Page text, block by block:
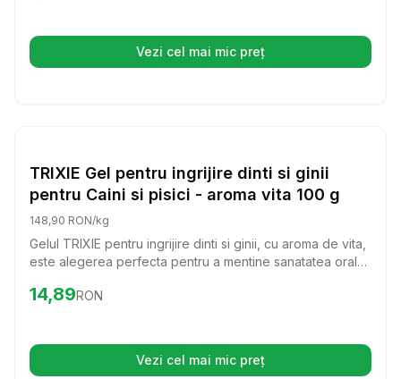
Vezi cel mai mic preț(se deschide într-o filă nouă)
TRIXIE Gel pentru ingrijire dinti si ginii
pentru Caini si pisici - aroma vita 100 g
148,90 RON/kg
Gelul TRIXIE pentru ingrijire dinti si ginii, cu aroma de vita,
este alegerea perfecta pentru a mentine sanatatea orala
face ingrijirea dintilor o experienta placuta si usoara, atat
Preț:14.89
14,89RON
Vezi cel mai mic preț(se deschide într-o filă nouă)